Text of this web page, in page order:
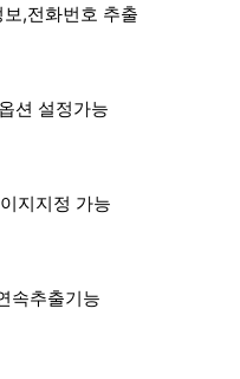
,전화번호 추출
션 설정가능
지지정 가능
속추출기능